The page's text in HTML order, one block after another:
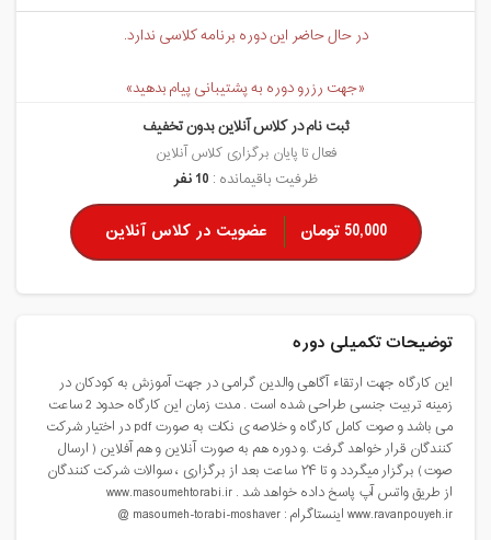
پیشنهادهای ویژه
تخفیفهای مشارکتی
درباره ما
در حال حاضر این دوره برنامه کلاسی ندارد.
«جهت رزرو دوره به پشتیبانی پیام بدهید»
ثبت نام در کلاس آنلاین بدون تخفیف
فعال تا پایان برگزاری کلاس آنلاین
ظرفیت باقیمانده : 10 نفر
50,000 تومان عضویت در کلاس آنلاین
توضیحات تکمیلی دوره
این کارگاه جهت ارتقاء آگاهی والدین گرامی در جهت آموزش به کودکان در
زمینه تربیت جنسی طراحی شده است . مدت زمان این کارگاه حدود 2 ساعت
می باشد و صوت کامل کارگاه و خلاصه ی نکات به صورت pdf در اختیار شرکت
کنندگان قرار خواهد گرفت .و دوره هم به صورت آنلاین و هم آفلاین ( ارسال
صوت) برگزار میگردد و تا ۲۴ ساعت بعد از برگزاری ، سوالات شرکت کنندگان
از طریق واتس آپ پاسخ داده خواهد شد . www.masoumehtorabi.ir
www.ravanpouyeh.ir اینستاگرام : masoumeh-torabi-moshaver @